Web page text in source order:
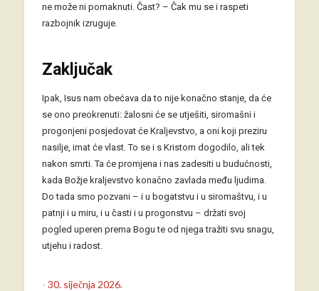
ne može ni pomaknuti. Čast? – Čak mu se i raspeti
razbojnik izruguje.
Zaključak
Ipak, Isus nam obećava da to nije konačno stanje, da će
se ono preokrenuti: žalosni će se utješiti, siromašni i
progonjeni posjedovat će Kraljevstvo, a oni koji preziru
nasilje, imat će vlast. To se i s Kristom dogodilo, ali tek
nakon smrti. Ta će promjena i nas zadesiti u budućnosti,
kada Božje kraljevstvo konačno zavlada među ljudima.
Do tada smo pozvani – i u bogatstvu i u siromaštvu, i u
patnji i u miru, i u časti i u progonstvu – držati svoj
pogled uperen prema Bogu te od njega tražiti svu snagu,
utjehu i radost.
- 30. siječnja 2026.